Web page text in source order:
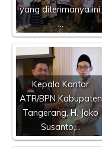
yang diterimanya ini,
…
Kepala Kantor
ATR/BPN Kabupaten
Tangerang, H. Joko
Susanto,…